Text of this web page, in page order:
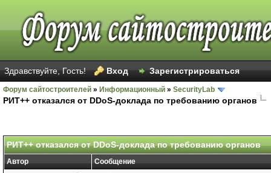
Здравствуйте, Гость! Вход Зарегистрироваться
Форум сайтостроителей » Информационный » SecurityLab
РИТ++ отказался от DDoS-доклада по требованию органов
РИТ++ отказался от DDoS-доклада по требованию органов
Автор Сообщение